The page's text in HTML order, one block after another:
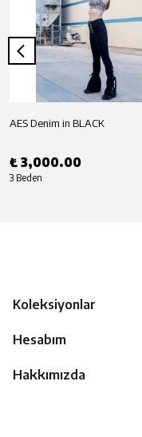
AES Denim in BLACK
₺ 3,000.00
3 Beden
Koleksiyonlar
Hesabım
Hakkımızda